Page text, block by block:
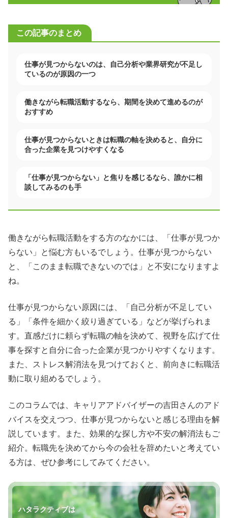
この記事のまとめ
仕事が見つからないのは、自己分析や業界研究が不足し
ているのが原因の一つ
働きながら転職活動するなら、期間を決めて進めるのが
おすすめ
仕事が見つからないときは転職の軸を決めると、自分に
合った企業を見つけやすくなる
「仕事が見つからない」と焦りを感じるなら、誰かに相
談してみるのも手
働きながら転職活動をする方のなかには、「仕事が見つか
らない」と悩む方もいるでしょう。仕事が見つからない
と、「このまま転職できないのでは」と不安になりますよ
ね。
仕事が見つからない原因には、「自己分析が不足してい
る」「条件を細かく絞り過ぎている」などが挙げられま
す。直感だけに頼らず転職の軸を決めて、視野を広げて仕
事を探すと自分に合った企業が見つかりやすくなります。
また、ストレス解消法を見つけておくと、前向きに転職活
動に取り組めるでしょう。
このコラムでは、キャリアアドバイザーの吉田さんのアド
バイスを交えつつ、仕事が見つからないと感じる理由を解
説しています。また、効果的な探し方や不安の解消法もご
紹介。転職先を決めてから今の会社を辞めたいと考えてい
る方は、ぜひ参考にしてみてください。
ハタラクティブは